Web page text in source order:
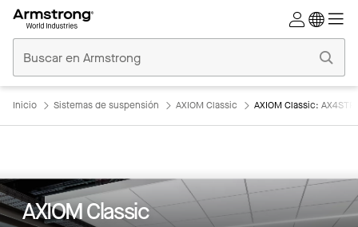
Comerciales
Inicio
Inicio Sistemas de suspensión AXIOM Classic AXIOM Classic: AX4STR
AXIOM Classic